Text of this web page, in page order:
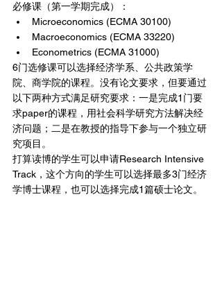
必修课（第一学期完成）：
Microeconomics (ECMA 30100)
Macroeconomics (ECMA 33220)
Econometrics (ECMA 31000)
6门选修课可以选择经济学系、公共政策学
院、商学院的课程。没有论文要求，但要通过
以下两种方式满足研究要求：一是完成1门要
求paper的课程，用社会科学研究方法解决经
济问题；二是在教授的指导下参与一个独立研
究项目。
打算读博的学生可以申请Research Intensive
Track，这个方向的学生可以选择最多3门经济
学博士课程，也可以选择完成1篇硕士论文。